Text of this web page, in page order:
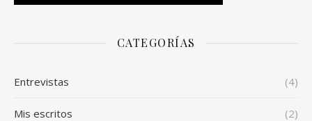
CATEGORÍAS
Entrevistas (4)
Mis escritos (2)